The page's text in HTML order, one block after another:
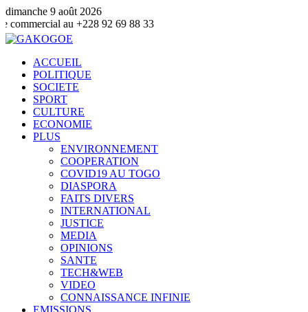
dimanche 9 août 2026
+228 92 69 88 33
ACCUEIL
POLITIQUE
SOCIETE
SPORT
CULTURE
ECONOMIE
PLUS
ENVIRONNEMENT
COOPERATION
COVID19 AU TOGO
DIASPORA
FAITS DIVERS
INTERNATIONAL
JUSTICE
MEDIA
OPINIONS
SANTE
TECH&WEB
VIDEO
CONNAISSANCE INFINIE
EMISSIONS